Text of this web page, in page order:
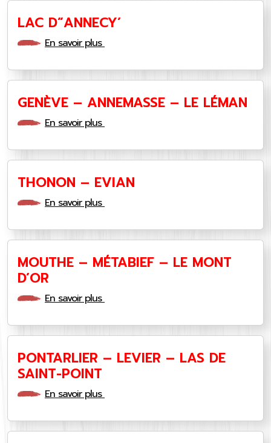
LAC D”ANNECY’
En savoir plus
GENÈVE – ANNEMASSE – LE LÉMAN
En savoir plus
THONON – EVIAN
En savoir plus
MOUTHE – MÉTABIEF – LE MONT
D’OR
En savoir plus
PONTARLIER – LEVIER – LAS DE
SAINT-POINT
En savoir plus